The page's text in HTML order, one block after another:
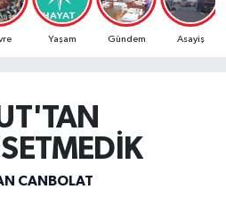
Yaşam Gündem Asayiş
CANBOLAT
ve Fikstür